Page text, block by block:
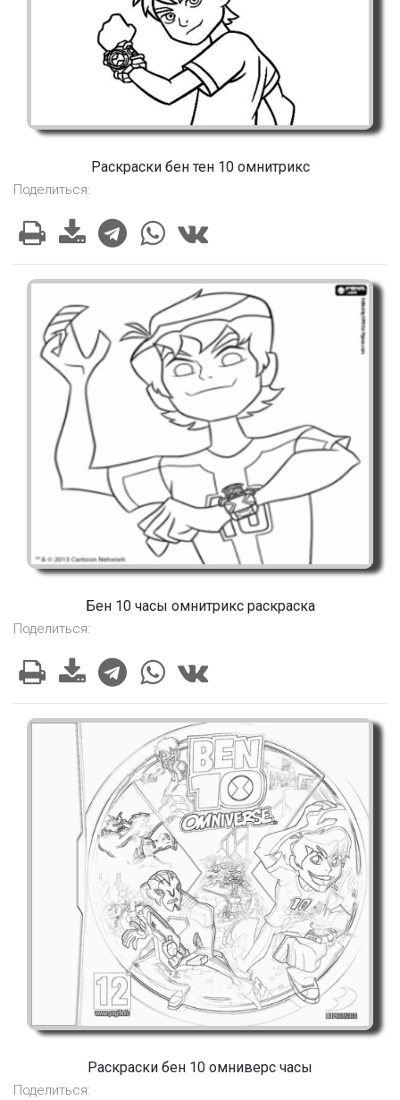
Раскраски бен тен 10 омнитрикс
Поделиться:
Бен 10 часы омнитрикс раскраска
Поделиться:
Раскраски бен 10 омниверс часы
Поделиться: